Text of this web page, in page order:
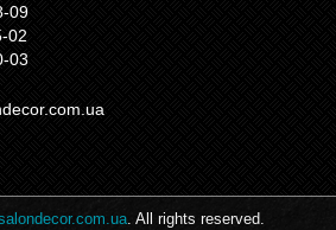
09
02
03
. All rights reserved.